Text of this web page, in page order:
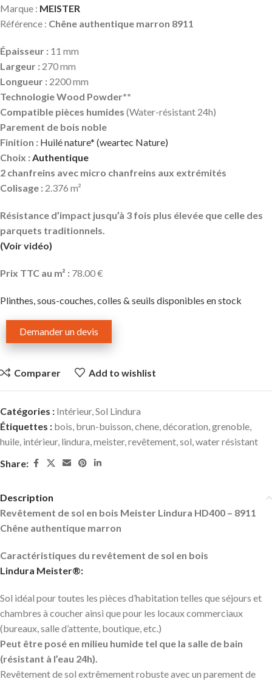
Marque : MEISTER
Référence : Chêne authentique marron 8911
Épaisseur : 11 mm
Largeur : 270 mm
Longueur : 2200 mm
Technologie Wood Powder**
Compatible pièces humides (Water-résistant 24h)
Parement de bois noble
Finition : Huilé nature* (weartec Nature)
Choix :Authentique
2 chanfreins avec micro chanfreins aux extrémités
Colisage : 2.376 m²
Résistance d’impact jusqu’à 3 fois plus élevée que celle des
parquets traditionnels.
(Voir vidéo)
Prix TTC au m² : 78.00 €
Plinthes, sous-couches, colles & seuils disponibles en stock
Demander un devis
Comparer Add to wishlist
Catégories : Intérieur,Sol Lindura
Étiquettes : bois, brun-buisson,chene,décoration,grenoble,
huile, intérieur, lindura,meister,revêtement,sol,water résistant
Share:
Description
Revêtement de sol en bois Meister Lindura HD400 – 8911
Chêne authentique marron
Caractéristiques du revêtement de sol en bois
Lindura Meister®:
Sol idéal pour toutes les pièces d’habitation telles que séjours et
chambres à coucher ainsi que pour les locaux commerciaux
(bureaux, salle d’attente, boutique, etc.)
Peut être posé en milieu humide tel que la salle de bain
(résistant à l’eau 24h).
Revêtement de sol extrêmement robuste avec un parement de